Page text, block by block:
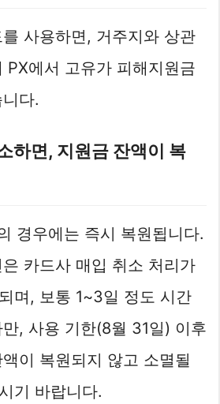
사용하면, 거주지와 상관
PX에서 고유가 피해지원금
다.
하면, 지원금 잔액이 복
경우에는 즉시 복원됩니다.
카드사 매입 취소 처리가
며, 보통 1~3일 정도 시간
, 사용 기한(8월 31일) 이후
이 복원되지 않고 소멸될
기 바랍니다.